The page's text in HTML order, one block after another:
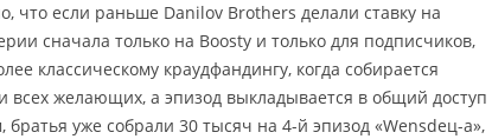
что если раньше Danilov Brothers делали ставку на
сначала только на Boosty и только для подписчиков,
классическому краудфандингу, когда собирается
всех желающих, а эпизод выкладывается в общий доступ
братья уже собрали 30 тысяч на 4-й эпизод «Wensdeц-а»,